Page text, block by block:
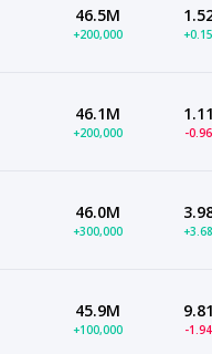
46.5M
+200,000
46.1M
+200,000 -
46.0M
+300,000
45.9M
+100,000 -